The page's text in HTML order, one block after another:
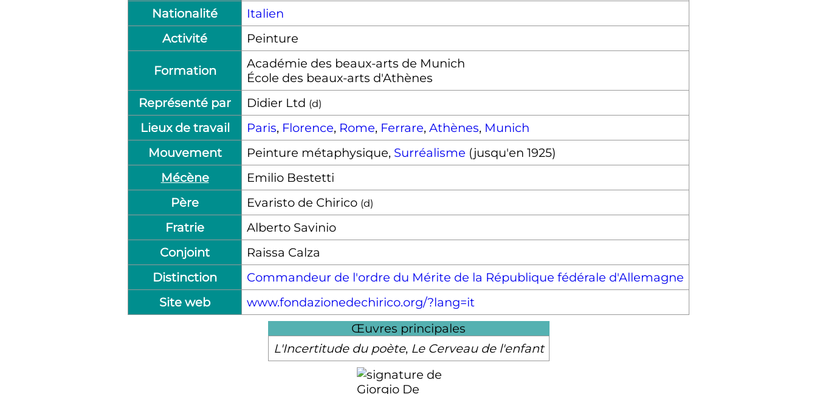
Nationalité
Italien
Activité
Peinture
Formation
Académie des beaux-arts de Munich
École des beaux-arts d'Athènes
Représenté par
Didier Ltd (d)
Lieux de travail Paris, Florence, Rome, Ferrare, Athènes, Munich
Mouvement
Peinture métaphysique, Surréalisme (jusqu'en 1925)
Mécène
Emilio Bestetti
Père
Evaristo de Chirico (d)
Fratrie
Alberto Savinio
Conjoint
Raissa Calza
Distinction
Commandeur de l'ordre du Mérite de la République fédérale d'Allemagne
Site web
www.fondazionedechirico.org/?lang=it
Œuvres principales
L'Incertitude du poète, Le Cerveau de l'enfant